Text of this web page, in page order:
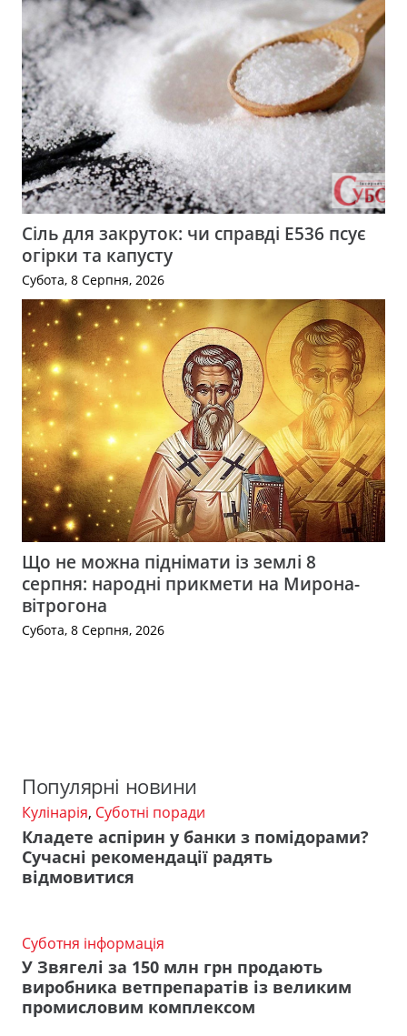
Сіль для закруток: чи справді Е536 псує
огірки та капусту
Субота, 8 Серпня, 2026
Що не можна піднімати із землі 8
серпня: народні прикмети на Мирона-
вітрогона
Субота, 8 Серпня, 2026
Популярні новини
Кулінарія, Суботні поради
Кладете аспірин у банки з помідорами?
Сучасні рекомендації радять
відмовитися
Суботня інформація
У Звягелі за 150 млн грн продають
виробника ветпрепаратів із великим
промисловим комплексом